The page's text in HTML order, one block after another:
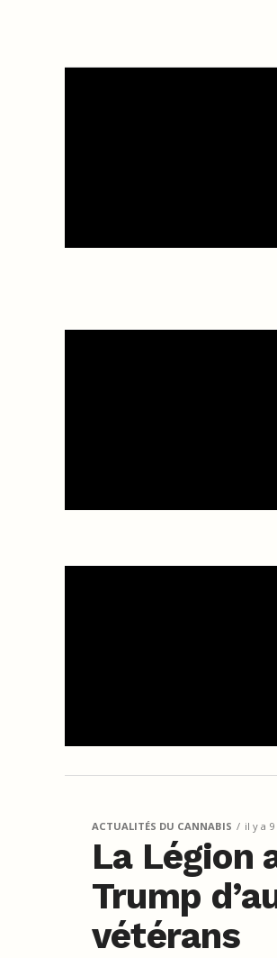
ACTUALITÉS DU CANNABIS il y a 9
La Légion
Trump
vétérans